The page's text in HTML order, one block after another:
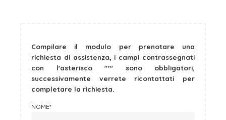
REGISTRATI
Compilare il modulo per prenotare una
richiesta di assistenza, i campi contrassegnati
con l'asterisco "*" sono obbligatori,
successivamente verrete ricontattati per
completare la richiesta.
NOME*